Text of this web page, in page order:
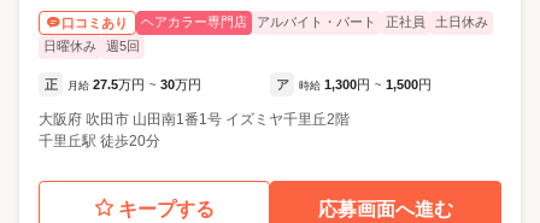
口コミあり ヘアカラー専門店 アルバイト・パート 正社員
土日休み
日曜休み
週5回
正 月給 27.5万円 ~ 30万円 ア 時給 1,300円 ~ 1,500円
大阪府 吹田市 山田南1番1号 イズミヤ千里丘2階
千里丘駅 徒歩20分
キープする 応募画面へ進む